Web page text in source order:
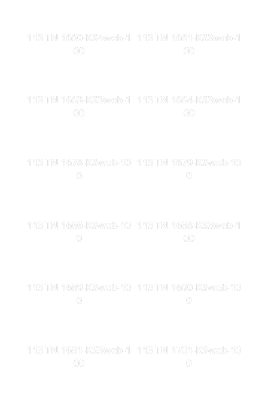
113 TN 1660-KS4web-1
00
113 TN 1661-KS3web-1
00
113 TN 1663-KS3web-1
00
113 TN 1664-KS3web-1
00
113 TN 1678-KSweb-10
0
113 TN 1679-KSweb-10
0
113 TN 1686-KSweb-10
0
113 TN 1688-KS3web-1
00
113 TN 1689-KSweb-10
0
113 TN 1690-KSweb-10
0
113 TN 1691-KS3web-1
00
113 TN 1701-KSweb-10
0